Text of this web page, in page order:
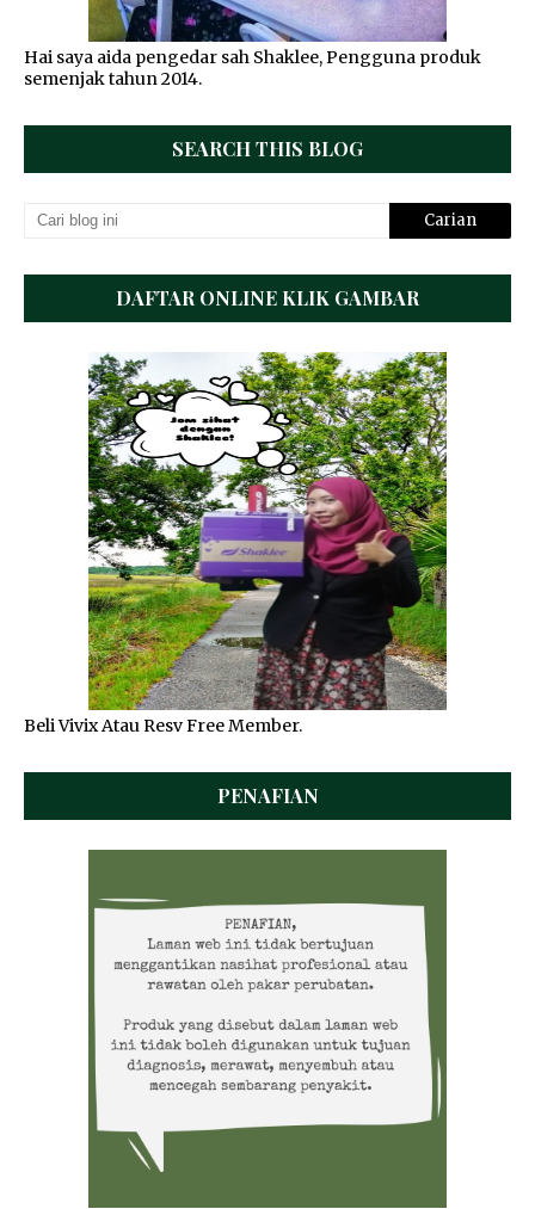
Hai saya aida pengedar sah Shaklee, Pengguna produk
semenjak tahun 2014.
SEARCH THIS BLOG
DAFTAR ONLINE KLIK GAMBAR
Beli Vivix Atau Resv Free Member.
PENAFIAN